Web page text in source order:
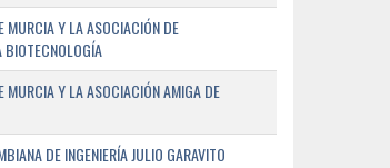
MURCIA Y LA ASOCIACIÓN DE
BIOTECNOLOGÍA
MURCIA Y LA ASOCIACIÓN AMIGA DE
DE INGENIERÍA JULIO GARAVITO